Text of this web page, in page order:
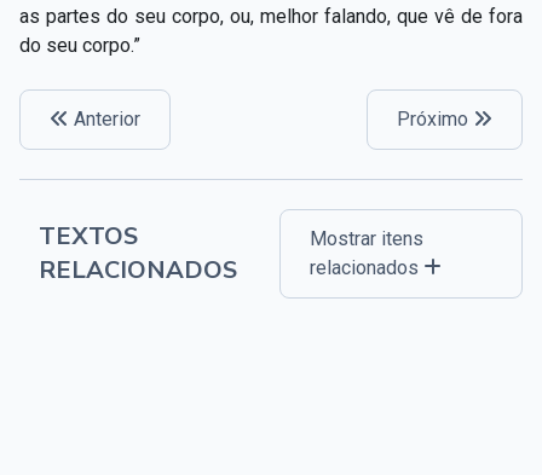
as partes do seu corpo, ou, melhor falando, que vê de fora
do seu corpo.”
Anterior Próximo
TEXTOS
RELACIONADOS
Mostrar itens
relacionados